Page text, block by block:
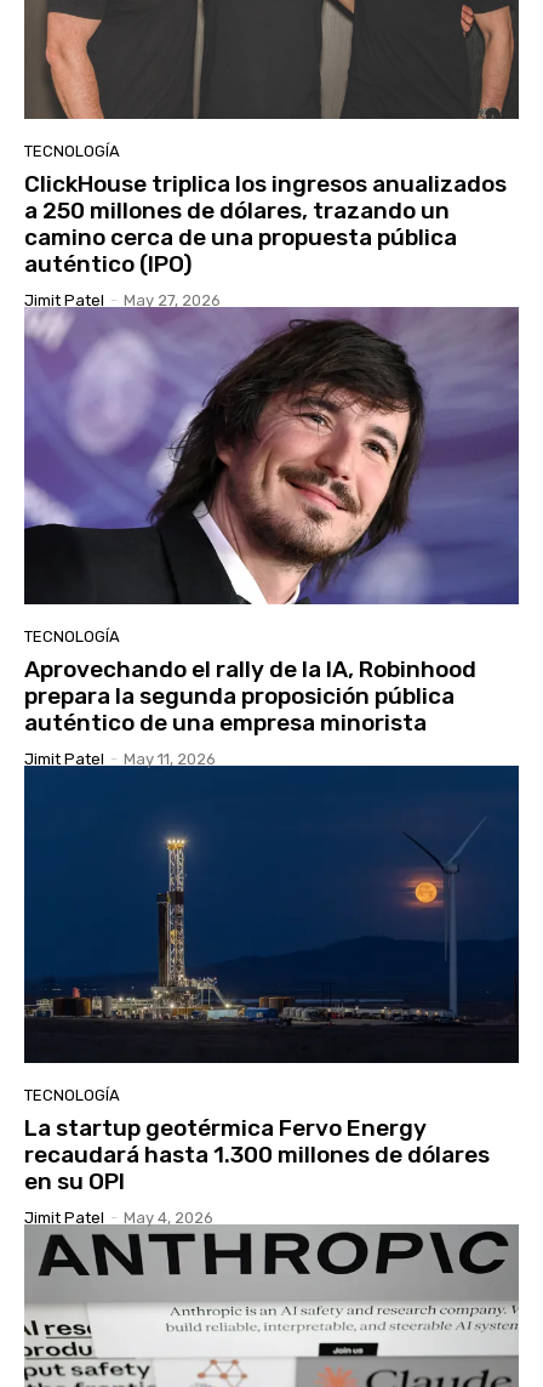
TECNOLOGÍA
ClickHouse triplica los ingresos anualizados
a 250 millones de dólares, trazando un
camino cerca de una propuesta pública
auténtico (IPO)
Jimit Patel - May 27, 2026
TECNOLOGÍA
Aprovechando el rally de la IA, Robinhood
prepara la segunda proposición pública
auténtico de una empresa minorista
Jimit Patel - May 11, 2026
TECNOLOGÍA
La startup geotérmica Fervo Energy
recaudará hasta 1.300 millones de dólares
en su OPI
Jimit Patel - May 4, 2026